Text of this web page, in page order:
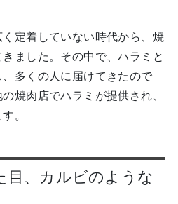
定着していない時代から、焼
ました。その中で、ハラミと
多くの人に届けてきたので
焼肉店でハラミが提供され、
。
目、カルビのような